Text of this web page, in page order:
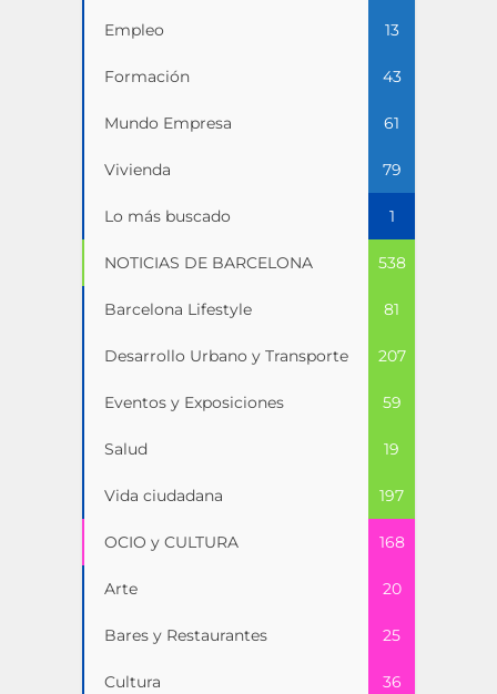
Empleo 13
Formación 43
Mundo Empresa 61
Vivienda 79
Lo más buscado 1
NOTICIAS DE BARCELONA 538
Barcelona Lifestyle 81
Desarrollo Urbano y Transporte 207
Eventos y Exposiciones 59
Salud 19
Vida ciudadana 197
OCIO y CULTURA 168
Arte 20
Bares y Restaurantes 25
Cultura 36